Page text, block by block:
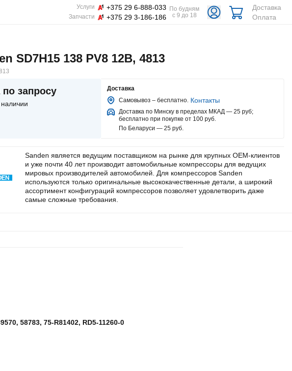
Услуги +375 29 6-888-033
Запчасти +375 29 3-186-186
По будням
с 9 до 18
Доставка
Оплата
SD7H15 138 PV8 12В, 4813
запросу
Доставка
Самовывоз – бесплатно. Контакты
Доставка по Минску в пределах МКАД — 25 руб;
бесплатно при покупке от 100 руб.
По Беларуси — 25 руб.
Sanden является ведущим поставщиком на рынке для крупных OEM-клиентов
и уже почти 40 лет производит автомобильные компрессоры для ведущих
мировых производителей автомобилей. Для компрессоров Sanden
используются только оригинальные высококачественные детали, а широкий
ассортимент конфигураций компрессоров позволяет удовлетворить даже
самые сложные требования.
58783, 75-R81402, RD5-11260-0